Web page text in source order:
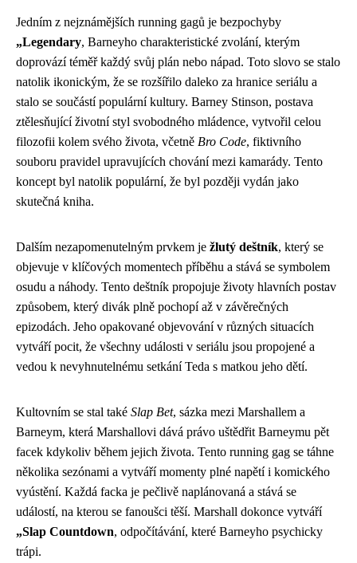
Jedním z nejznámějších running gagů je bezpochyby
„Legendary, Barneyho charakteristické zvolání, kterým
doprovází téměř každý svůj plán nebo nápad. Toto slovo se stalo
natolik ikonickým, že se rozšířilo daleko za hranice seriálu a
stalo se součástí populární kultury. Barney Stinson, postava
ztělesňující životní styl svobodného mládence, vytvořil celou
filozofii kolem svého života, včetně Bro Code, fiktivního
souboru pravidel upravujících chování mezi kamarády. Tento
koncept byl natolik populární, že byl později vydán jako
skutečná kniha.
Dalším nezapomenutelným prvkem je žlutý deštník, který se
objevuje v klíčových momentech příběhu a stává se symbolem
osudu a náhody. Tento deštník propojuje životy hlavních postav
způsobem, který divák plně pochopí až v závěrečných
epizodách. Jeho opakované objevování v různých situacích
vytváří pocit, že všechny události v seriálu jsou propojené a
vedou k nevyhnutelnému setkání Teda s matkou jeho dětí.
Kultovním se stal také Slap Bet, sázka mezi Marshallem a
Barneym, která Marshallovi dává právo uštědřit Barneymu pět
facek kdykoliv během jejich života. Tento running gag se táhne
několika sezónami a vytváří momenty plné napětí i komického
vyústění. Každá facka je pečlivě naplánovaná a stává se
událostí, na kterou se fanoušci těší. Marshall dokonce vytváří
„Slap Countdown, odpočítávání, které Barneyho psychicky
trápi.